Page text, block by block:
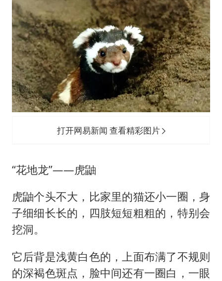
打开网易新闻 查看精彩图片
“花地龙”——虎鼬
虎鼬个头不大，比家里的猫还小一圈，身
子细细长长的，四肢短短粗粗的，特别会
挖洞。
它后背是浅黄白色的，上面布满了不规则
的深褐色斑点，脸中间还有一圈白，一眼